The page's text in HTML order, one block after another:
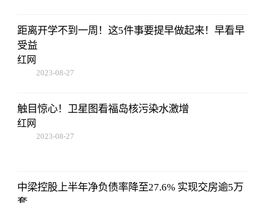
距离开学不到一周！这5件事要提早做起来！早看早
受益
红网
2023-08-27
触目惊心！卫星图看福岛核污染水激增
红网
2023-08-27
中梁控股上半年净负债率降至27.6% 实现交房逾5万